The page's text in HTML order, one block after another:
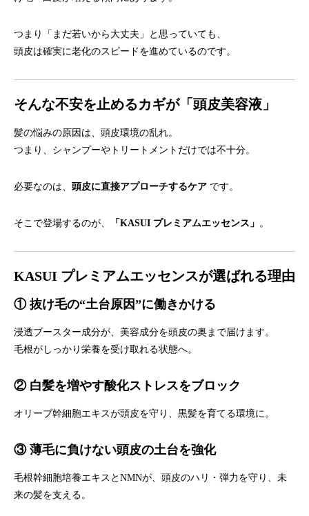
つまり「まだ若いから大丈夫」と思っていても、
頭皮は確実に老化のスピードを進めているのです。
そんな不安を止めるカギが「頭皮美容液」
髪の悩みの原因は、頭皮環境の乱れ。
つまり、シャンプーやトリートメントだけでは不十分。
必要なのは、 頭皮に直接アプローチするケア です。
そこで登場するのが、 「KASUI プレミアムエッセンス」 。
KASUI プレミアムエッセンスが選ばれる理由
① 抜け毛の“土台原因”に働きかける
浸透ブースター成分が、美容成分を頭皮の奥まで届けます。
毛根がしっかり栄養を受け取れる状態へ。
② 白髪を増やす酸化ストレスをブロック
オリーブ幹細胞エキスが頭皮を守り、黒髪を育てる環境に。
③ 薄毛に負けない頭皮の土台を強化
毛根幹細胞培養エキスとNMNが、頭皮のハリ・弾力を守り、未
来の髪を支える。